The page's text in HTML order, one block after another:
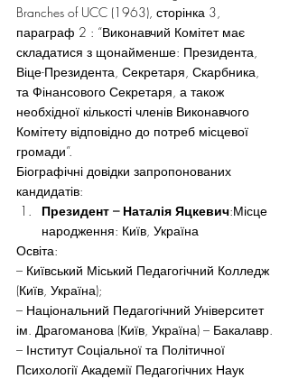
Branches of UCC (1963), сторінка 3,
параграф 2 : “Виконавчий Комітет має
складатися з щонайменше: Президента,
Віце-Президента, Секретаря, Скарбника,
та Фінансового Секретаря, а також
необхідної кількості членів Виконавчого
Комітету відповідно до потреб місцевої
громади”.
Біографічні довідки запропонованих
кандидатів:
Президент – Наталія Яцкевич:Місце
народження: Київ, Україна
Освіта:
– Київський Міський Педагогічний Колледж
(Київ, Україна);
– Національний Педагогічний Університет
ім. Драгоманова (Київ, Україна) – Бакалавр.
– Інститут Соціальної та Політичної
Психології Академії Педагогічних Наук